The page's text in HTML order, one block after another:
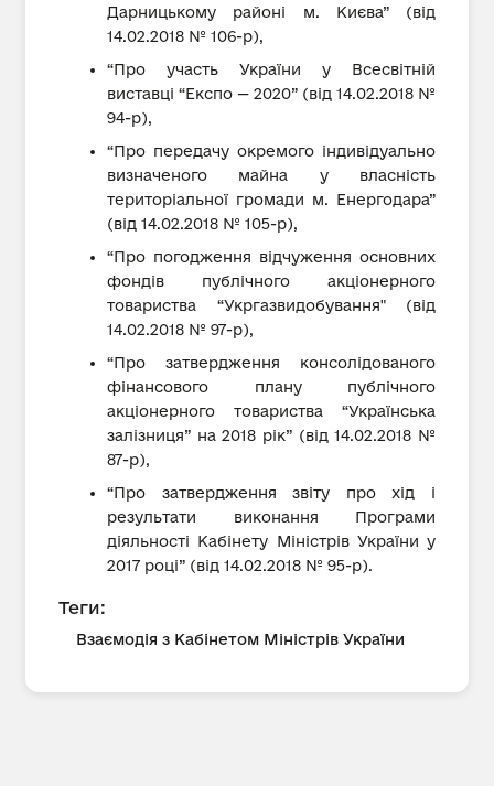
Дарницькому районі м. Києва” (від
14.02.2018 № 106-р),
“Про участь України у Всесвітній
виставці “Експо — 2020” (від 14.02.2018 №
94-р),
“Про передачу окремого індивідуально
визначеного майна у власність
територіальної громади м. Енергодара”
(від 14.02.2018 № 105-р),
“Про погодження відчуження основних
фондів публічного акціонерного
товариства “Укргазвидобування" (від
14.02.2018 № 97-р),
“Про затвердження консолідованого
фінансового плану публічного
акціонерного товариства “Українська
залізниця” на 2018 рік” (від 14.02.2018 №
87-р),
“Про затвердження звіту про хід і
результати виконання Програми
діяльності Кабінету Міністрів України у
2017 році” (від 14.02.2018 № 95-р).
Теги:
Взаємодія з Кабінетом Міністрів України